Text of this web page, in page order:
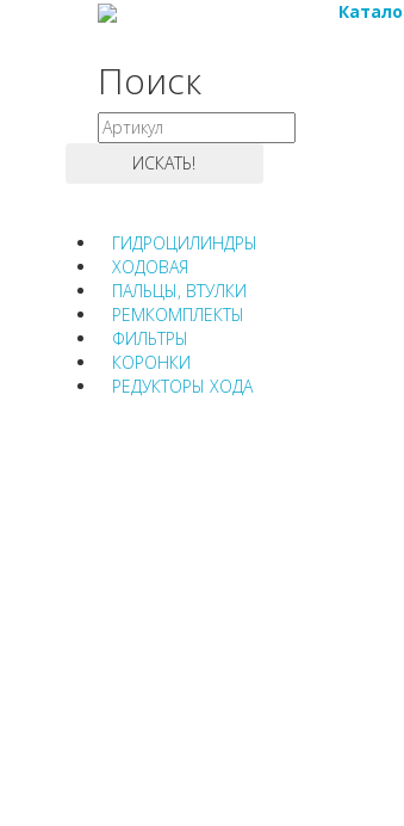
Поиск
ГИДРОЦИЛИНДРЫ
ХОДОВАЯ
ПАЛЬЦЫ, ВТУЛКИ
РЕМКОМПЛЕКТЫ
ФИЛЬТРЫ
КОРОНКИ
РЕДУКТОРЫ ХОДА